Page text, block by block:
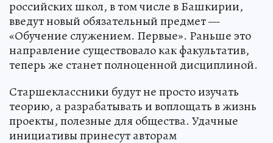
российских школ, в том числе в Башкирии,
введут новый обязательный предмет —
«Обучение служением. Первые». Раньше это
направление существовало как факультатив,
теперь же станет полноценной дисциплиной.
Старшеклассники будут не просто изучать
теорию, а разрабатывать и воплощать в жизнь
проекты, полезные для общества. Удачные
инициативы принесут авторам